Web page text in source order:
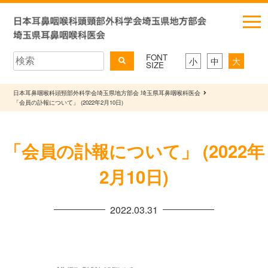
FONT
SIZE 小 中 大
日本耳鼻咽喉科頭頸部外科学会埼玉県地方部会 埼玉県耳鼻咽喉科医会
「会員の訃報について」 (2022年2月10日)
「会員の訃報について」 (2022年
2月10日)
2022.03.31